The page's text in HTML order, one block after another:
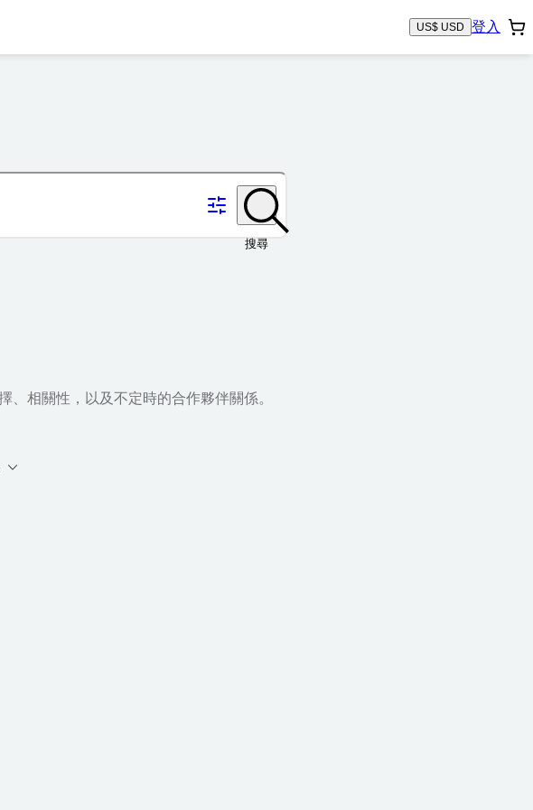
US$ USD 登入
搜尋
相關性，以及不定時的合作夥伴關係。